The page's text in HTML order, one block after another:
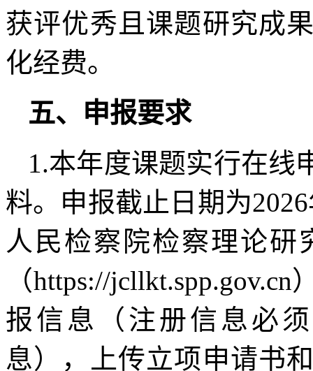
获评优秀且课题研究成
化经费。
五、申报要求
1.本年度课题实行在线
料。申报截止日期为
人民检察院检察理论研
（https://
报信息（注册信息必
息），上传立项申请书